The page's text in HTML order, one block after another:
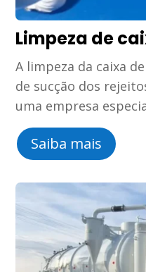
Limpeza de
A limpeza da caixa
de sucção dos
uma empresa
Saiba mais